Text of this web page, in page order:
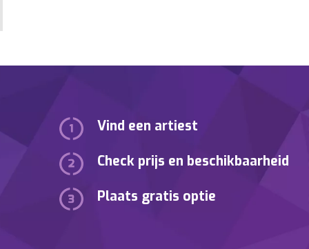
Vind een artiest
Check prijs en beschikbaarheid
Plaats gratis optie